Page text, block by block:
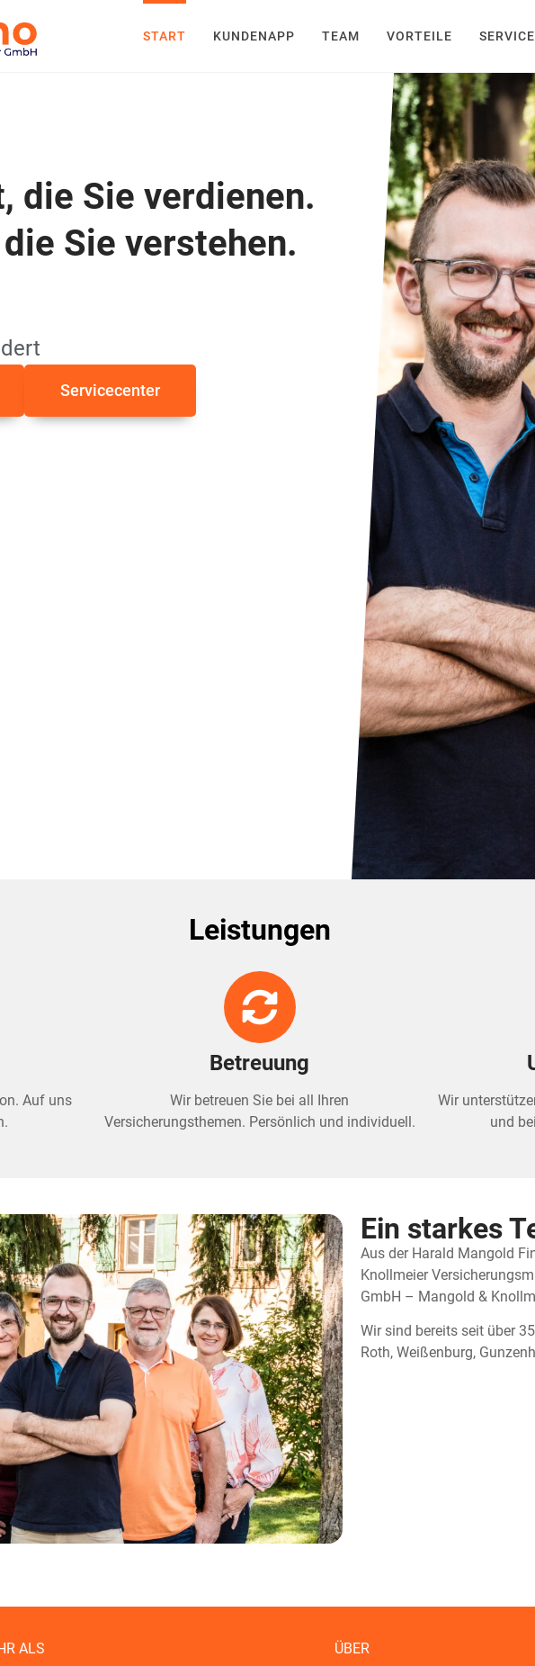
START KUNDENAPP TEAM VORTEILE SERVICE
die Sie verdienen.
Sie verstehen.
Servicecenter
Leistungen
Auf uns
Betreuung
Wir betreuen Sie bei all Ihren
Versicherungsthemen. Persönlich und individuell.
Wir
und
Ein starkes
Aus der Harald Mangold
Knollmeier
GmbH – Mangold &
Wir sind bereits seit über
Roth, Weißenburg,
ALS ÜBER